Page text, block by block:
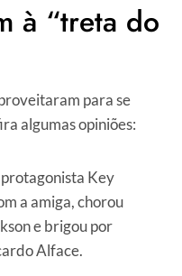
à “treta do
para se
algumas opiniões:
protagonista Key
a amiga, chorou
e brigou por
Alface.